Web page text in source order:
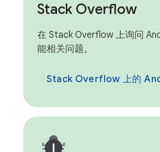
Stack Overflow
在 Stack Overflow 上询问
能相关问题。
Stack Overflow 上的 Android